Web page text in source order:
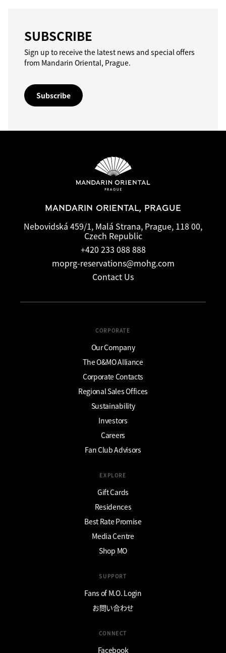
SUBSCRIBE
Sign up to receive the latest news and special offers
from Mandarin Oriental, Prague.
Subscribe
MANDARIN ORIENTAL, PRAGUE
Nebovidská 459/1, Malá Strana, Prague, 118 00,
Czech Republic
+420 233 088 888
moprg-reservations@mohg.com
Contact Us
CORPORATE
Our Company
The O&MO Alliance
Corporate Contacts
Regional Sales Offices
Sustainability
Investors
Careers
Fan Club Advisors
EXPLORE
Gift Cards
Residences
Best Rate Promise
Media Centre
Shop MO
SUPPORT
Fans of M.O. Login
お問い合わせ
CONNECT
Facebook